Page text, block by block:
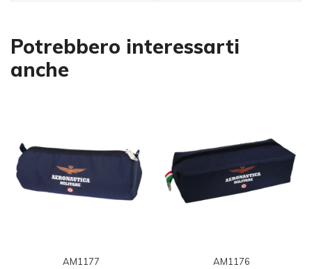
Potrebbero interessarti
anche
AM1177 AM1176